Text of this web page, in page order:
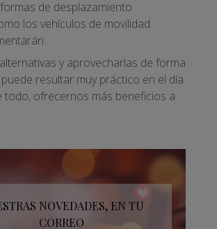
de desplazamiento
los vehículos de movilidad
y aprovecharlas de forma
resultar muy práctico en el día
todo, ofrecernos más beneficios a
NOVEDADES, EN TU
CORREO